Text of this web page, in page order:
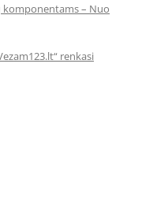
komponentams – Nuo
renkasi